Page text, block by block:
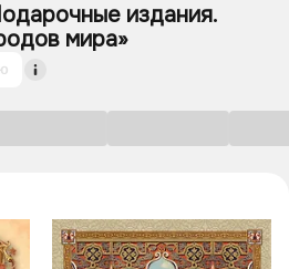
издания.
мира»